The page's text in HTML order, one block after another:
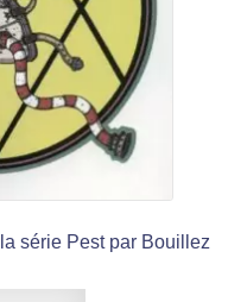
série Pest par Bouillez